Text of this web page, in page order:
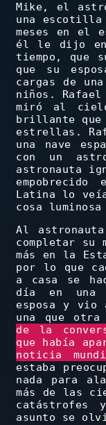
Mike, el
una escotilla
meses en el
él le dijo en
tiempo, que
que su
cargas de
niños.
miró al
brillante que
estrellas.
una nave
con un
astronauta
empobrecido
Latina lo
cosa
Al astronauta
completar su
más en la
por lo que
a casa se
día en una
esposa y vio
una que
de la
que había
noticia
estaba
nada para
más de las
catástrofes
asunto se